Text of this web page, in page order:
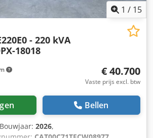
1 / 15
- 220 kVA
18018
€ 40.700
Vaste prijs excl. btw
Bellen
2026,